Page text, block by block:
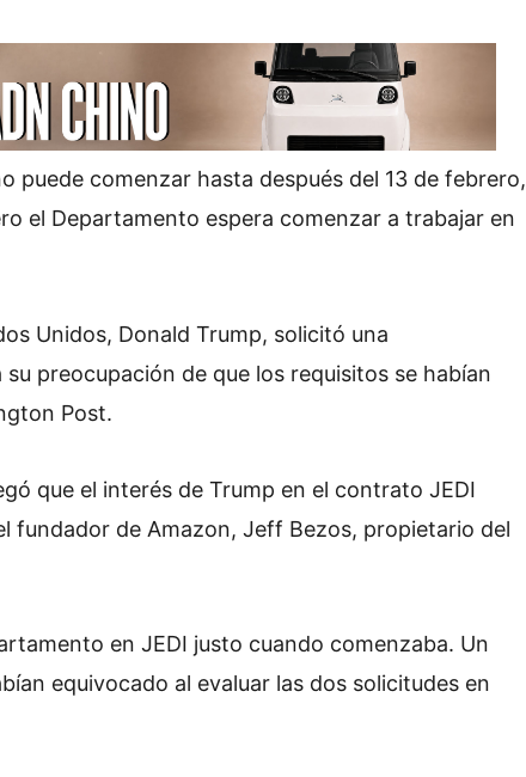
puede comenzar hasta después del 13 de febrero,
el Departamento espera comenzar a trabajar en
Unidos, Donald Trump, solicitó una
preocupación de que los requisitos se habían
Post.
que el interés de Trump en el contrato JEDI
fundador de Amazon, Jeff Bezos, propietario del
en JEDI justo cuando comenzaba. Un
equivocado al evaluar las dos solicitudes en